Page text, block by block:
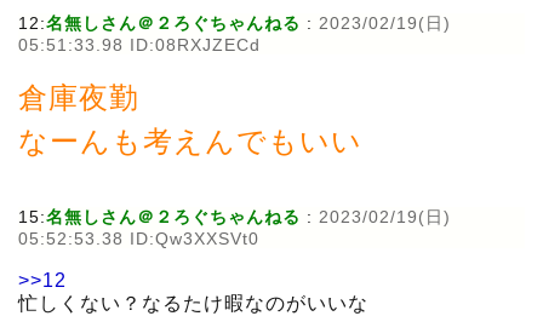
12:名無しさん＠２ろぐちゃんねる : 2023/02/19(日)
05:51:33.98 ID:08RXJZECd
倉庫夜勤
なーんも考えんでもいい
15:名無しさん＠２ろぐちゃんねる : 2023/02/19(日)
05:52:53.38 ID:Qw3XXSVt0
>>12
忙しくない？なるたけ暇なのがいいな